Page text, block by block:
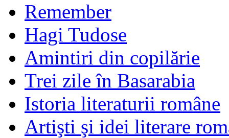
Remember
Hagi Tudose
Amintiri din copilărie
Trei zile în Basarabia
Istoria literaturii române
Artişti şi idei literare